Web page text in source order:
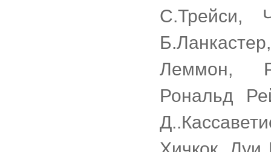
С.Трейси,
Леммон,
Рональд